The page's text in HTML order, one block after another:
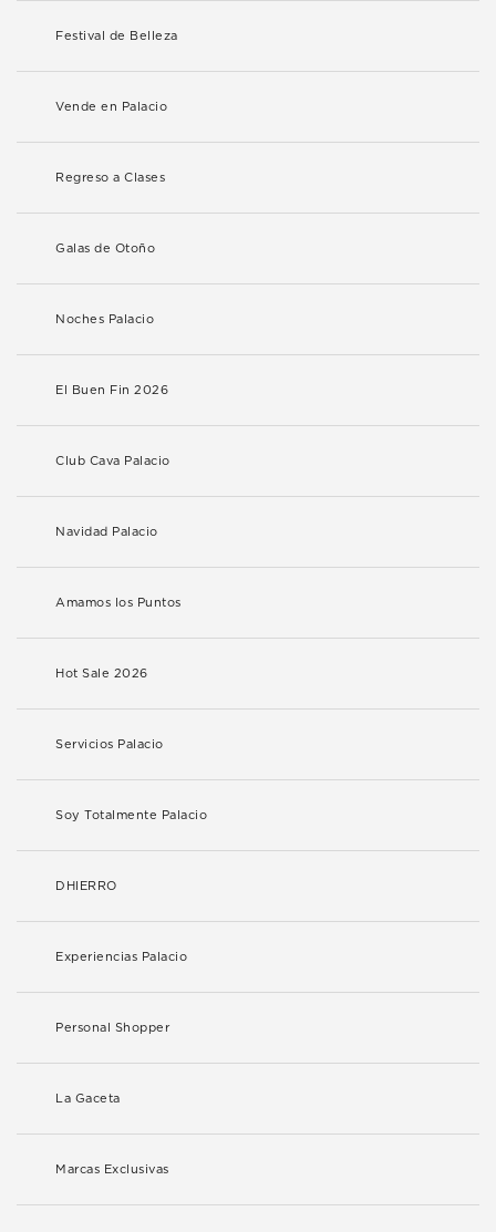
Festival de Belleza
Vende en Palacio
Regreso a Clases
Galas de Otoño
Noches Palacio
El Buen Fin 2026
Club Cava Palacio
Navidad Palacio
Amamos los Puntos
Hot Sale 2026
Servicios Palacio
Soy Totalmente Palacio
DHIERRO
Experiencias Palacio
Personal Shopper
La Gaceta
Marcas Exclusivas